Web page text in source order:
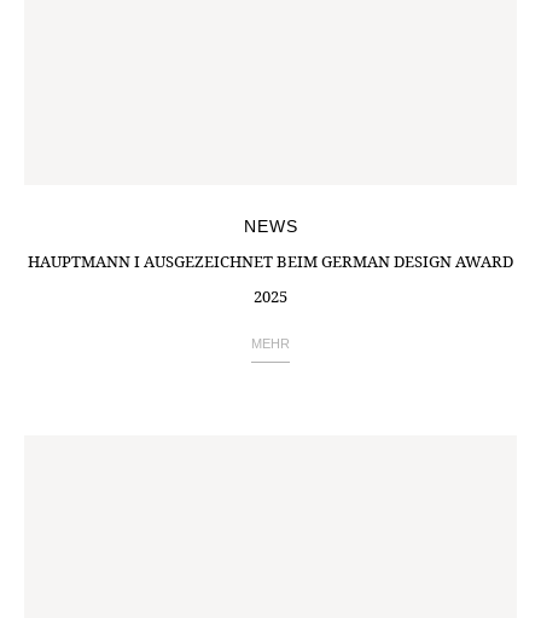
NEWS
HAUPTMANN I AUSGEZEICHNET BEIM GERMAN DESIGN AWARD
2025
MEHR